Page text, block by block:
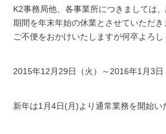
K2事務局他、各事業所につきましては
期間を年末年始の休業とさせていただき
ご不便をおかけいたしますが何卒よろし
2015年12月29日（火）～2016年1月3日
新年は1月4日(月)より通常業務を開始い